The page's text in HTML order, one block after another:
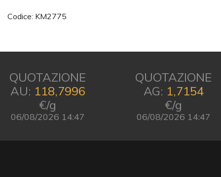
Codice: KM2775
QUOTAZIONE
AU: 118,7996
€/g
06/08/2026 14:47
QUOTAZIONE
AG: 1,7154
€/g
06/08/2026 14:47